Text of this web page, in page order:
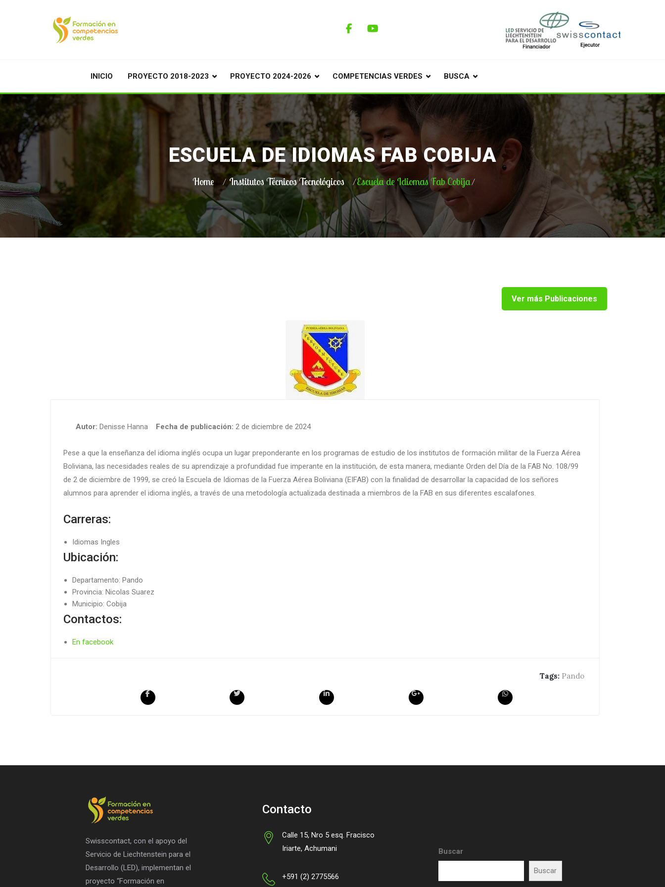
INICIO PROYECTO 2018-2023 PROYECTO 2024-2026 COMPETENCIAS VERDES BUSCA
ESCUELA DE IDIOMAS FAB COBIJA
Home Institutos Técnicos Tecnológicos Escuela de Idiomas Fab Cobija
Ver más Publicaciones
Autor: Denisse Hanna Fecha de publicación: 2 de diciembre de 2024
Pese a que la enseñanza del idioma inglés ocupa un lugar preponderante en los programas de estudio de los institutos de formación militar de la Fuerza Aérea
Boliviana, las necesidades reales de su aprendizaje a profundidad fue imperante en la institución, de esta manera, mediante Orden del Día de la FAB No. 108/99
de 2 de diciembre de 1999, se creó la Escuela de Idiomas de la Fuerza Aérea Boliviana (EIFAB) con la finalidad de desarrollar la capacidad de los señores
alumnos para aprender el idioma inglés, a través de una metodología actualizada destinada a miembros de la FAB en sus diferentes escalafones.
Carreras:
Idiomas Ingles
Ubicación:
Departamento: Pando
Provincia: Nicolas Suarez
Municipio: Cobija
Contactos:
En facebook
Tags: Pando
Swisscontact, con el apoyo del
Servicio de Liechtenstein para el
Desarrollo (LED), implementan el
proyecto “Formación en
Contacto
Calle 15, Nro 5 esq. Fracisco
Iriarte, Achumani
+591 (2) 2775566
Buscar
Buscar